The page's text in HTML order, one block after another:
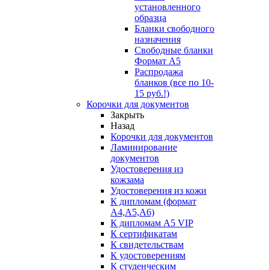
установленного
образца
Бланки свободного
назначения
Свободные бланки
Формат А5
Распродажа
бланков (все по 10-
15 руб.!)
Корочки для документов
Закрыть
Назад
Корочки для документов
Ламинирование
документов
Удостоверения из
кожзама
Удостоверения из кожи
К дипломам (формат
А4,А5,А6)
К дипломам А5 VIP
К сертификатам
К свидетельствам
К удостоверениям
К студенческим